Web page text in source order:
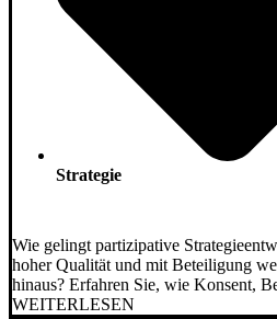
Strategie
Wie gelingt partizipative
hoher Qualität und mit Beteiligung
hinaus? Erfahren Sie, wie Konsent,
WEITERLESEN